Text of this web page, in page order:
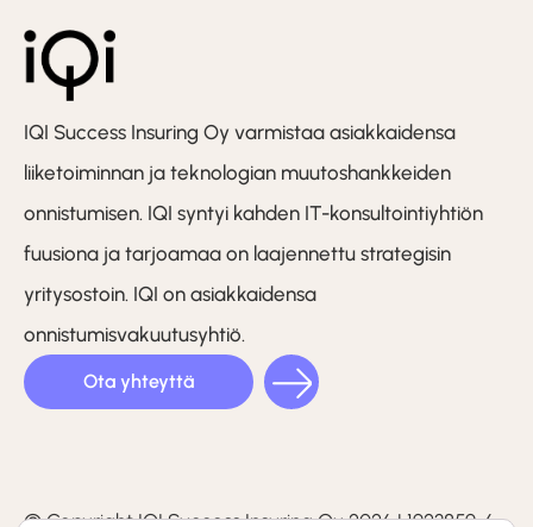
IQI Success Insuring Oy varmistaa asiakkaidensa
liiketoiminnan ja teknologian muutoshankkeiden
onnistumisen. IQI syntyi kahden IT-konsultointiyhtiön
fuusiona ja tarjoamaa on laajennettu strategisin
yritysostoin. IQI on asiakkaidensa
onnistumisvakuutusyhtiö.
Ota yhteyttä
(F)
© Copyright IQI Success Insuring Oy 2026 | 1923859-6